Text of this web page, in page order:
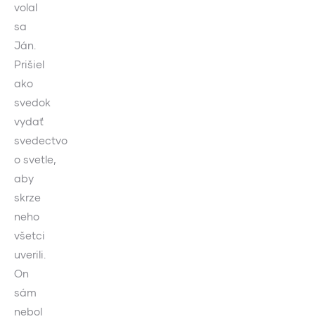
volal
sa
Ján.
Prišiel
ako
svedok
vydať
svedectvo
o svetle,
aby
skrze
neho
všetci
uverili.
On
sám
nebol